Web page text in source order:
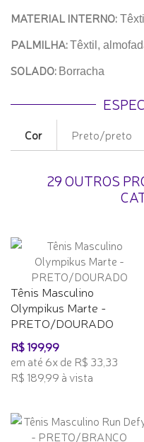
MATERIAL INTERNO: Têxtil
PALMILHA:Têxtil,
SOLADO: Borracha
Cor Preto/preto
29 OUTROS
Tênis Masculino
Olympikus Marte -
PRETO/DOURADO
R$ 199,99
em até 6x de R$ 33,33
R$ 189,99 à vista